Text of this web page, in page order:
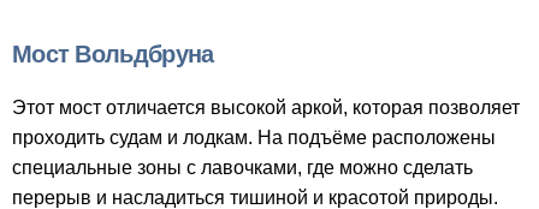
Мост Вольдбруна
Этот мост отличается высокой аркой, которая позволяет
проходить судам и лодкам. На подъёме расположены
специальные зоны с лавочками, где можно сделать
перерыв и насладиться тишиной и красотой природы.